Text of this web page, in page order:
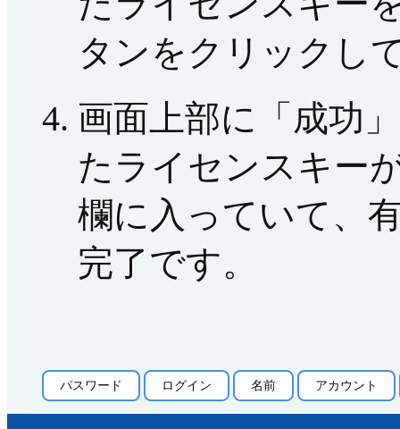
タンをクリックし
画面上部に「成功
たライセンスキー
欄に入っていて、
完了です。
パスワード ログイン 名前 アカウント